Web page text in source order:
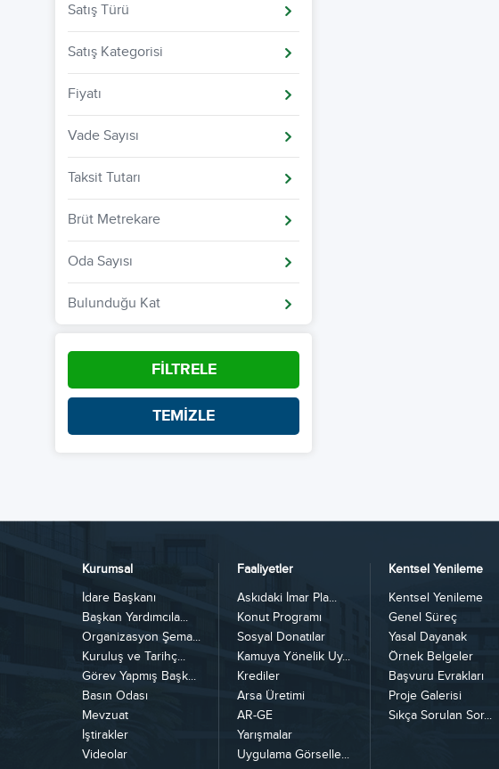
Satış Türü
Satış Kategorisi
Fiyatı
Vade Sayısı
Taksit Tutarı
Brüt Metrekare
Oda Sayısı
Bulunduğu Kat
FİLTRELE
TEMİZLE
Kurumsal
İdare Başkanı
Başkan Yardımcıla...
Organizasyon Şema...
Kuruluş ve Tarihç...
Görev Yapmış Başk...
Basın Odası
Mevzuat
İştirakler
Videolar
Faaliyetler
Askıdaki İmar Pla...
Konut Programı
Sosyal Donatılar
Kamuya Yönelik Uy...
Krediler
Arsa Üretimi
AR-GE
Yarışmalar
Uygulama Görselle...
Kentsel Yenileme
Kentsel Yenileme
Genel Süreç
Yasal Dayanak
Örnek Belgeler
Başvuru Evrakları
Proje Galerisi
Sıkça Sorulan Sor...